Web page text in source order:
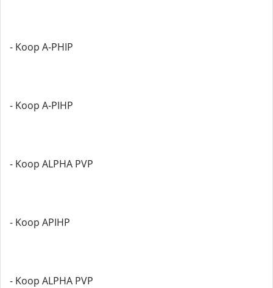
- Koop A-PHIP
- Koop A-PIHP
- Koop ALPHA PVP
- Koop APIHP
- Koop ALPHA PVP